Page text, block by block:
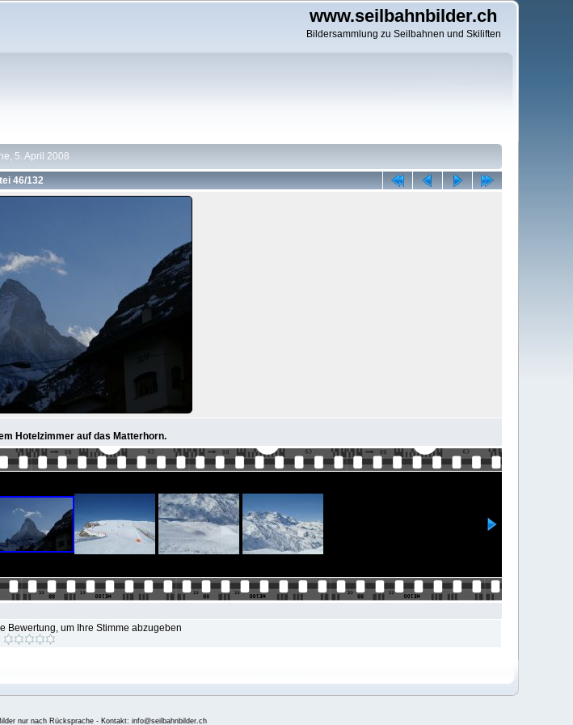
www.seilbahnbilder.ch
Bildersammlung zu Seilbahnen und Skiliften
5. April 2008
46/132
Hotelzimmer auf das Matterhorn.
Bewertung, um Ihre Stimme abzugeben
nur nach Rücksprache - Kontakt: info@seilbahnbilder.ch